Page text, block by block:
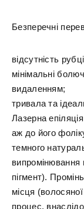
Безперечні
відсутність
мінімальні
видаленням;
тривала та
Лазерна
аж до його
темного
випромінювання
пігмент).
місця
процес,